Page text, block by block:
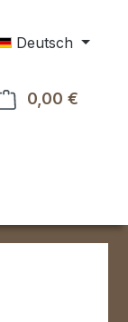
Deutsch
0,00 €